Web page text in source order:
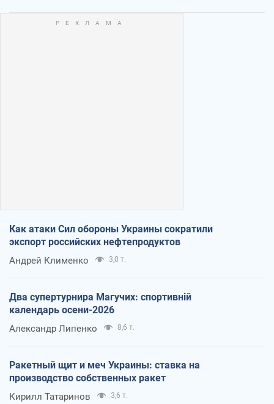
Как атаки Сил обороны Украины сократили
экспорт российских нефтепродуктов
Андрей Клименко 3,0 т.
Два супертурнира Магучих: спортивній
календарь осени-2026
Александр Липенко 8,6 т.
Ракетный щит и меч Украины: ставка на
производство собственных ракет
Кирилл Татаринов 3,6 т.